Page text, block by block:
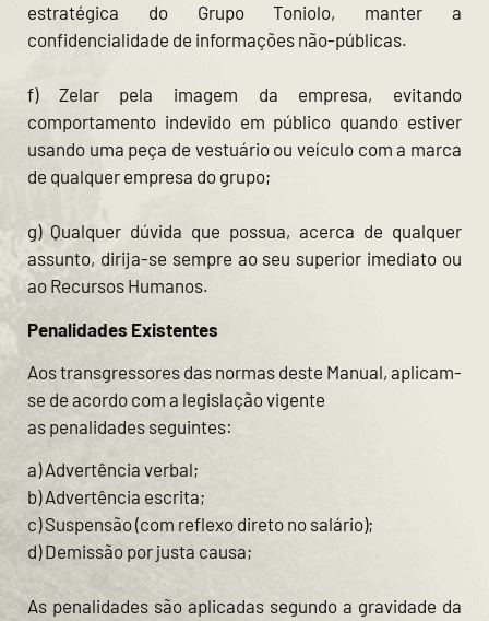
estratégica do Grupo Toniolo, manter a
confidencialidade de informações não-públicas.
f) Zelar pela imagem da empresa, evitando
comportamento indevido em público quando estiver
usando uma peça de vestuário ou veículo com a marca
de qualquer empresa do grupo;
g) Qualquer dúvida que possua, acerca de qualquer
assunto, dirija-se sempre ao seu superior imediato ou
ao Recursos Humanos.
Penalidades Existentes
Aos transgressores das normas deste Manual, aplicam-
se de acordo com a legislação vigente
as penalidades seguintes:
a) Advertência verbal;
b) Advertência escrita;
c) Suspensão (com reflexo direto no salário);
d) Demissão por justa causa;
As penalidades são aplicadas segundo a gravidade da